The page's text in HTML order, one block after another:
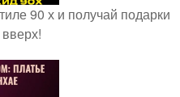
90 х и получай подарки